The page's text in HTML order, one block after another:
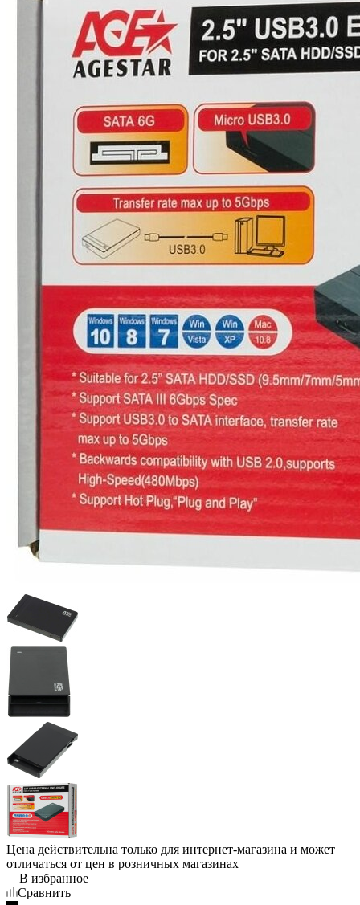
Цена действительна только для интернет-магазина и может
отличаться от цен в розничных магазинах
В избранное
Сравнить